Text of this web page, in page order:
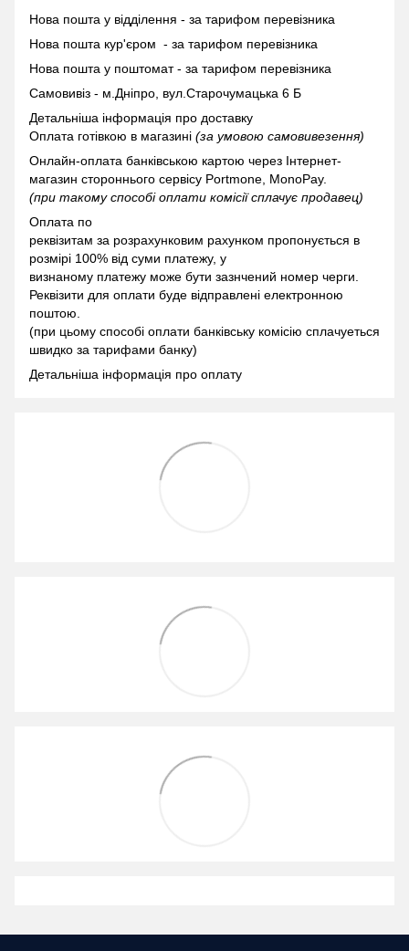
Нова пошта у відділення - за тарифом перевізника
Нова пошта кур'єром - за тарифом перевізника
Нова пошта у поштомат - за тарифом перевізника
Самовивіз - м.Дніпро, вул.Старочумацька 6 Б
Детальніша інформація про доставку
Оплата готівкою в магазині (за умовою самовивезення)
Онлайн-оплата банківською картою через Інтернет-
магазин стороннього сервісу Portmone, MonoPay.
(при такому способі оплати комісії сплачує продавец)
Оплата по
реквізитам за розрахунковим рахунком пропонується в
розмірі 100% від суми платежу, у
визнаному платежу може бути зазнчений номер черги.
Реквізити для оплати буде відправлені електронною
поштою.
(при цьому способі оплати банківську комісію сплачуеться
швидко за тарифами банку)
Детальніша інформація про оплату